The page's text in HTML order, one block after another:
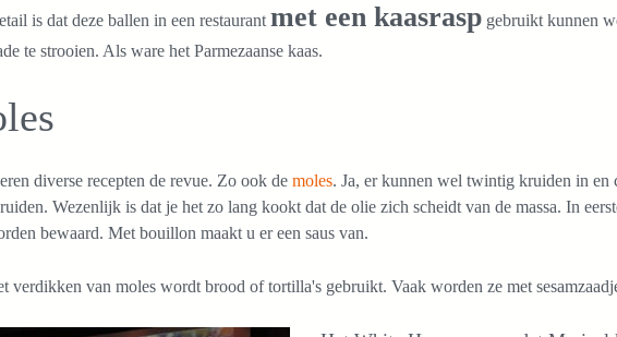
is dat deze ballen in een restaurantmet een kaasrasp gebruikt kunnen
te strooien. Als ware het Parmezaanse kaas.
diverse recepten de revue. Zo ook de moles. Ja, er kunnen wel twintig kruiden in
Wezenlijk is dat je het zo lang kookt dat de olie zich scheidt van de massa. In
bewaard. Met bouillon maakt u er een saus van.
verdikken van moles wordt brood of tortilla's gebruikt. Vaak worden ze met